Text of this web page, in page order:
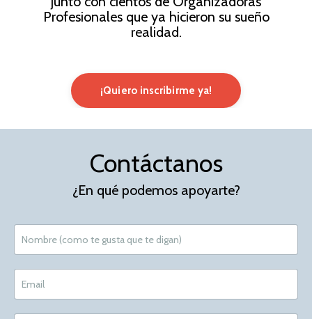
Profesionales que ya hicieron su sueño
realidad.
¡Quiero inscribirme ya!
Contáctanos
¿En qué podemos apoyarte?